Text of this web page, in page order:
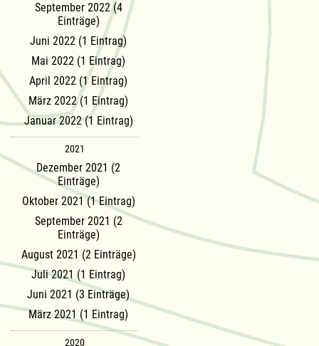
September 2022 (4
Einträge)
Juni 2022 (1 Eintrag)
Mai 2022 (1 Eintrag)
April 2022 (1 Eintrag)
März 2022 (1 Eintrag)
Januar 2022 (1 Eintrag)
2021
Dezember 2021 (2
Einträge)
Oktober 2021 (1 Eintrag)
September 2021 (2
Einträge)
August 2021 (2 Einträge)
Juli 2021 (1 Eintrag)
Juni 2021 (3 Einträge)
März 2021 (1 Eintrag)
2020